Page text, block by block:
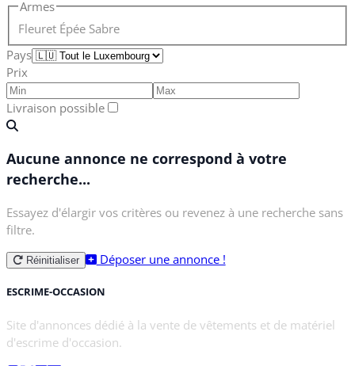
Armes
Fleuret Épée Sabre
Pays
Prix
Livraison possible
Aucune annonce ne correspond à votre
recherche...
Essayez d'élargir vos critères ou revenez à une recherche sans
filtre.
Réinitialiser Déposer une annonce !
ESCRIME-OCCASION
Site d'annonces dédié à la vente de vêtements et de matériel
d'escrime d'occasion.